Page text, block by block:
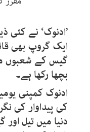
’ادنوک‘ نے کئی
ایک گروپ بھی
گیس کے شعبوں
بچھا رکھا ہے۔
کی پیداوار کی